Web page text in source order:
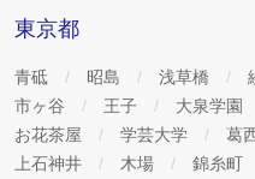
東京都
青砥 昭島 浅草橋
市ヶ谷
王子 大泉学園
お花茶屋
学芸大学 葛
上石神井
木場 錦糸町